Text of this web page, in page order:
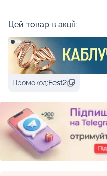
Цей товар в акції:
Промокод:Fest2